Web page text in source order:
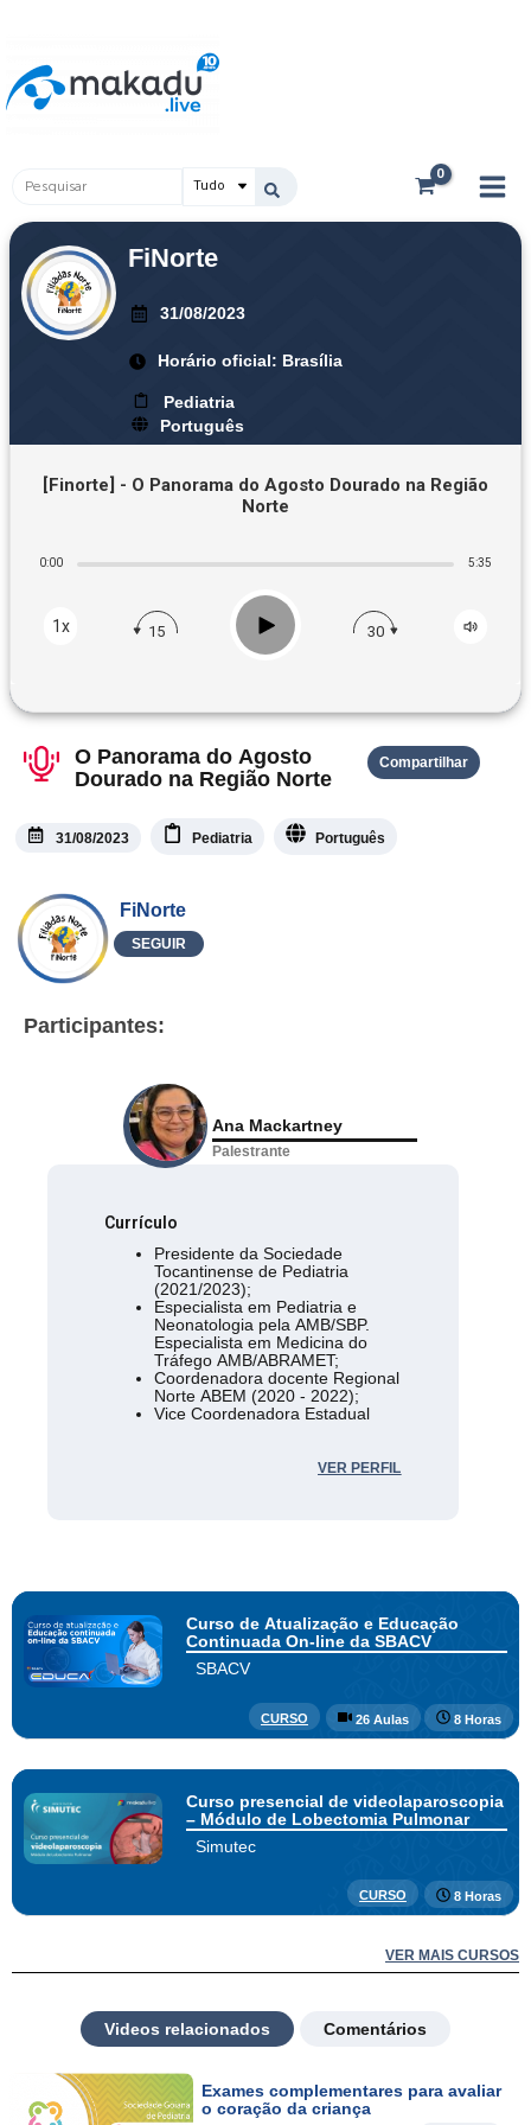
conteúdo
Pesquisar
FiNorte
31/08/2023
Horário oficial: Brasília
Pediatria
Português
[Finorte] - O Panorama do Agosto Dourado na Região
Norte
0:00 5:35
1x 15 Play 30
O Panorama do Agosto
Dourado na Região Norte
Compartilhar
31/08/2023 Pediatria Português
FiNorte
SEGUIR
Participantes:
Ana Mackartney
Palestrante
Currículo
Presidente da Sociedade
Tocantinense de Pediatria
(2021/2023);
Especialista em Pediatria e
Neonatologia pela AMB/SBP.
Especialista em Medicina do
Tráfego AMB/ABRAMET;
Coordenadora docente Regional
Norte ABEM (2020 - 2022);
Vice Coordenadora Estadual
Diretora do Sindicato dosVER PERFIL
Curso de Atualização e Educação
Continuada On-line da SBACV
SBACV
CURSO 26 Aulas 8 Horas
Curso presencial de videolaparoscopia
– Módulo de Lobectomia Pulmonar
Simutec
CURSO 8 Horas
VER MAIS CURSOS
Videos relacionados Comentários
Exames complementares para avaliar
o coração da criança